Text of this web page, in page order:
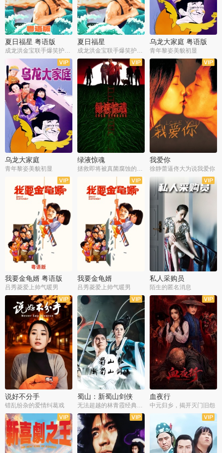
夏日福星 粤语版
成龙洪金宝联手爆笑护美女
夏日福星
成龙洪金宝联手爆笑护美女
乌龙大家庭 粤语版
青年黎姿美貌初显
乌龙大家庭
青年黎姿美貌初显
绿液惊魂
拯救即将被真菌腐蚀的世界
我爱你
徐静蕾逼佟大为说我爱你
我要金龟婿 粤语版
吕秀菱爱上帅气暖男
我要金龟婿
吕秀菱爱上帅气暖男
私人采购员
陌生的匿名消息
说好不分手
错乱纷杂的爱情纠葛戏
蜀山：新蜀山剑侠
无法超越的林青霞经典角色
血夜行
中元归乡，揭开灭门旧怨